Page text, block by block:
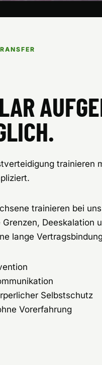
trainieren
trainieren bei
Deeskalation
lange
Selbstschutz
Vorerfahrung